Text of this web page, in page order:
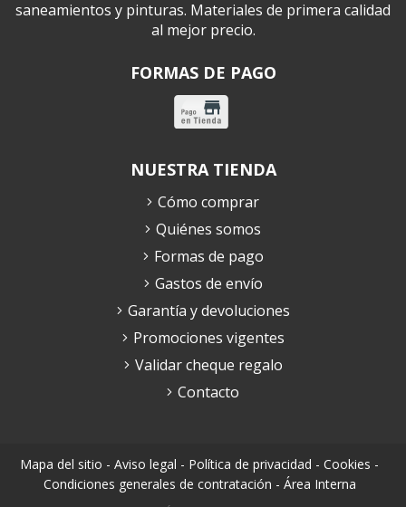
saneamientos y pinturas. Materiales de primera calidad
al mejor precio.
FORMAS DE PAGO
NUESTRA TIENDA
Cómo comprar
Quiénes somos
Formas de pago
Gastos de envío
Garantía y devoluciones
Promociones vigentes
Validar cheque regalo
Contacto
Mapa del sitio - Aviso legal - Política de privacidad - Cookies -
Condiciones generales de contratación - Área Interna